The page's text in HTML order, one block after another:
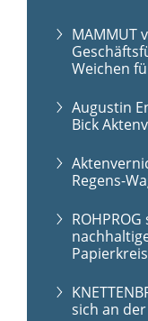
MAMMUT
Weichen
Augustin
Bick
Regens-
sich an